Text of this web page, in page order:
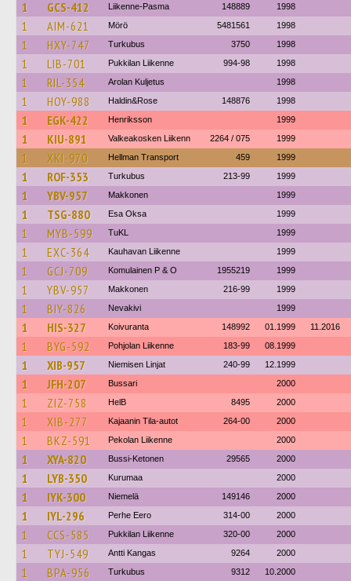
1 GCS-412 Liikenne-Pasma 148889 1998
1 AIM-621 Mörö 5481561 1998
1 HXY-747 Turkubus 3750 1998
1 LIB-701 Pukkilan Liikenne 994-98 1998
1 RIL-354 Arolan Kuljetus 1998
1 HOY-988 Haldin&Rose 148876 1998
1 EGK-422 Henriksson 1999
1 KIU-891 Valkeakosken Liikenn 2264 / 075 1999
1 XKI-970 Hellman Transport 459 1999
1 ROF-353 Turkubus 213-99 1999
1 YBV-957 Makkonen 1999
1 TSG-880 Esa Oksa 1999
1 MYB-599 TuKL 1999
1 EXC-364 Kauhavan Liikenne 1999
1 GCJ-709 Komulainen P & O 1955219 1999
1 YBV-957 Makkonen 216-99 1999
1 BIY-826 Nevakivi 1999
1 HIS-327 Koivuranta 148992 01.1999 11.2016
1 BYG-592 Pohjolan Liikenne 183-99 08.1999
1 XIB-957 Niemisen Linjat 240-99 12.1999
1 JFH-207 Bussari 2000
1 ZIZ-758 HelB 8495 2000
1 XIB-277 Kajaanin Tila-autot 264-00 2000
1 BKZ-591 Pekolan Liikenne 2000
1 XYA-820 Bussi-Ketonen 29565 2000
1 LYB-350 Kurumaa 2000
1 IYK-300 Niemelä 149146 2000
1 IYL-296 Perhe Eero 314-00 2000
1 CCS-585 Pukkilan Liikenne 320-00 2000
1 TYJ-549 Antti Kangas 9264 2000
1 BPA-956 Turkubus 9312 10.2000